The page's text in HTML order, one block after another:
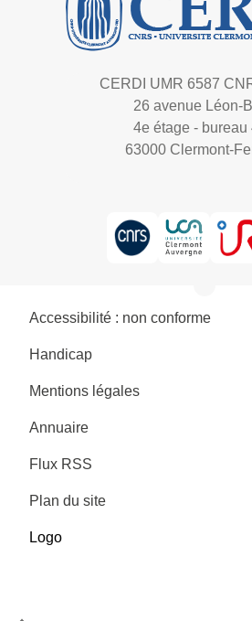
CERDI UMR 6587
26 avenue Léon-
4e étage - bureau
63000 Clermont-
Accessibilité : non conforme
Handicap
Mentions légales
Annuaire
Flux RSS
Plan du site
Logo